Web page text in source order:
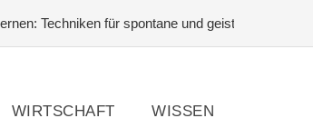
für spontane und geistreiche Antworten
WIRTSCHAFT WISSEN